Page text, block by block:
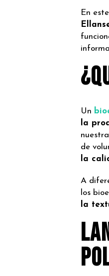
En
Un
la
nuestra
de
la
A
los
la